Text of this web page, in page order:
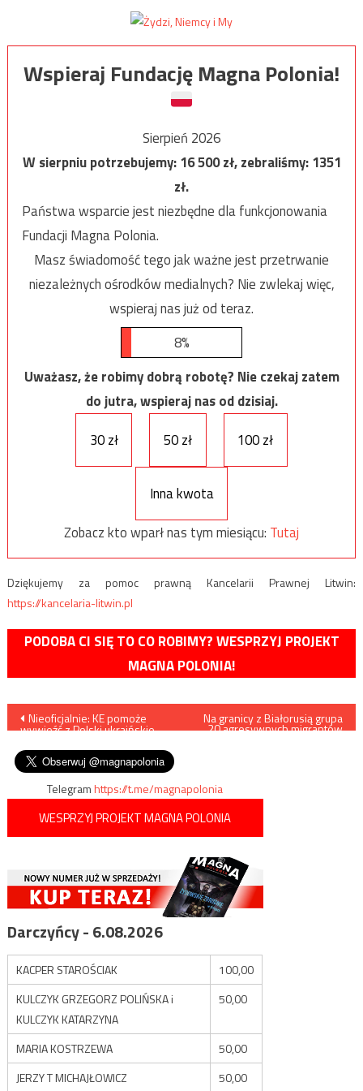
Wspieraj Fundację Magna Polonia!
Sierpień 2026
W sierpniu potrzebujemy:16 500zł, zebraliśmy:1351
zł.
Państwa wsparcie jest niezbędne dla funkcjonowania
Fundacji Magna Polonia.
Masz świadomość tego jak ważne jest przetrwanie
niezależnych ośrodków medialnych? Nie zwlekaj więc,
wspieraj nas już od teraz.
8%
Uważasz, że robimy dobrą robotę? Nie czekaj zatem
do jutra, wspieraj nas od dzisiaj.
30 zł
50 zł 100 zł
Inna kwota
Zobacz kto wparł nas tym miesiącu: Tutaj
Dziękujemy za pomoc prawną Kancelarii Prawnej Litwin:
https://kancelaria-litwin.pl
PODOBA CI SIĘ TO CO ROBIMY? WESPRZYJ PROJEKT
MAGNA POLONIA!
Nawigacja
wpisu
Nieoficjalnie: KE pomoże
wywieźć z Polski ukraińskie
Na granicy z Białorusią grupa
20 agresywnych migrantów
Telegramhttps://t.me/magnapolonia
WESPRZYJ PROJEKT MAGNA POLONIA
Darczyńcy - 6.08.2026
KACPER STAROŚCIAK
100,00
KULCZYK GRZEGORZ POLIŃSKA i
KULCZYK KATARZYNA
50,00
MARIA KOSTRZEWA
50,00
JERZY T MICHAJŁOWICZ
50,00